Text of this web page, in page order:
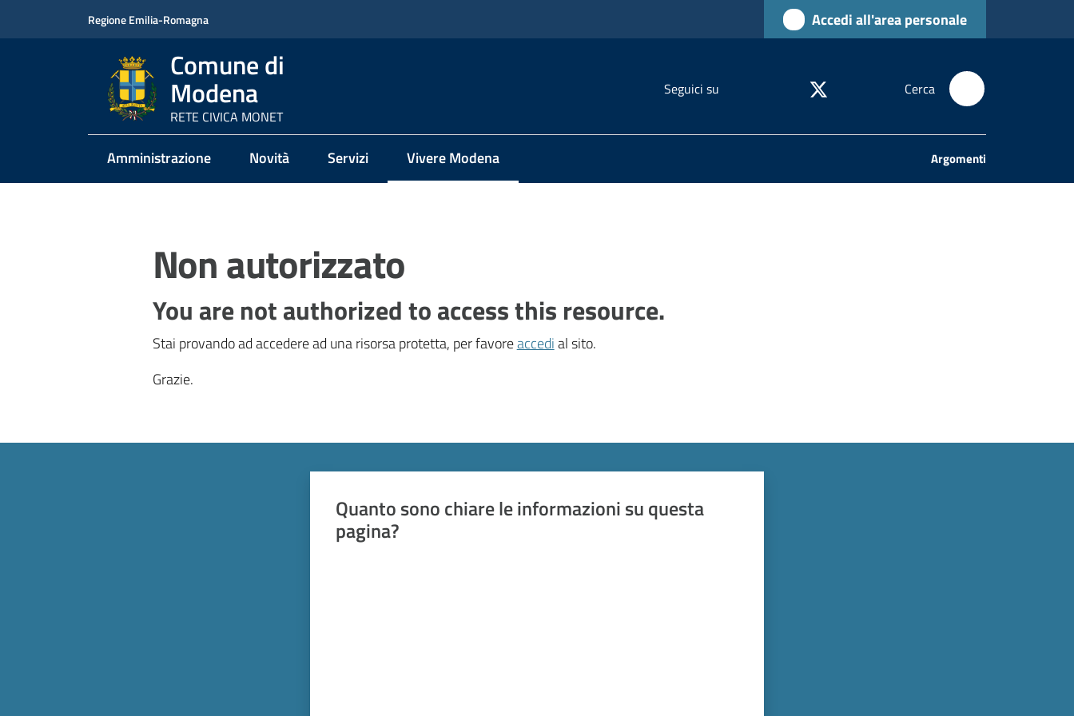
Regione Emilia-Romagna Accedi all'area personale
Comune di
Modena
RETE CIVICA MONET
Seguici su Cerca
Amministrazione Novità Servizi Vivere Modena
Menu selezionato Argomenti
Non autorizzato
You are not authorized to access this resource.
Stai provando ad accedere ad una risorsa protetta, per favoreaccedial sito.
Grazie.
Quanto sono chiare le informazioni su questa
pagina?